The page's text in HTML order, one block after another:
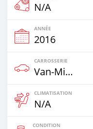
N/A
ANNÉE
2016
CARROSSERIE
Van‒Minibus
CLIMATISATION
N/A
CONDITION